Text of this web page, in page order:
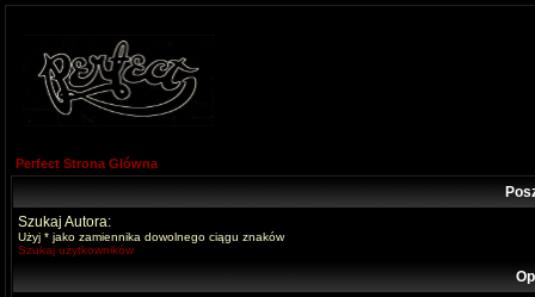
Perfect Strona Główna
Szukaj Autora:
Użyj * jako zamiennika dowolnego ciągu znaków
Szukaj użytkowników